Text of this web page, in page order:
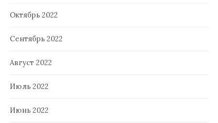
Октябрь 2022
Сентябрь 2022
Август 2022
Июль 2022
Июнь 2022